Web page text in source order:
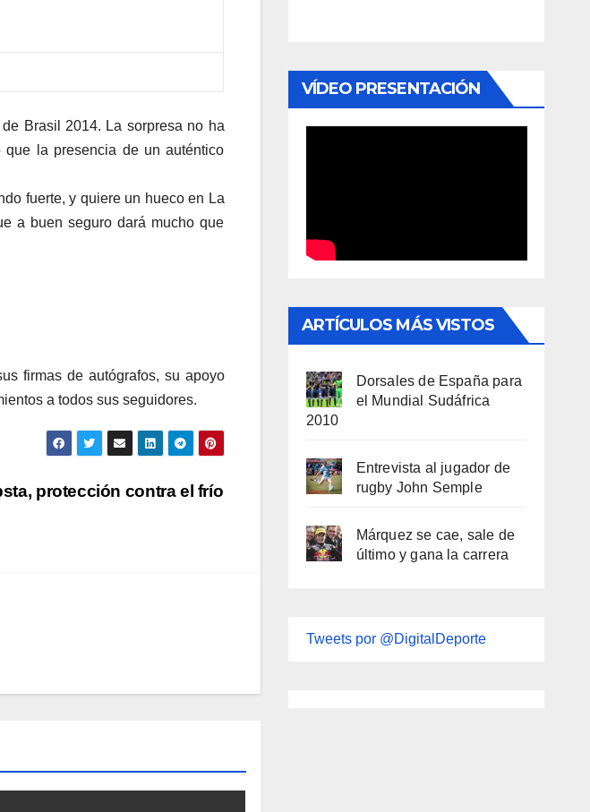
Brasil 2014. La sorpresa no ha
la presencia de un auténtico
fuerte, y quiere un hueco en La
a buen seguro dará mucho que
firmas de autógrafos, su apoyo
a todos sus seguidores.
protección contra el frío
VÍDEO PRESENTACIÓN
ARTÍCULOS MÁS VISTOS
Dorsales de España para
el Mundial Sudáfrica
2010
Entrevista al jugador de
rugby John Semple
Márquez se cae, sale de
último y gana la carrera
Tweets por @DigitalDeporte